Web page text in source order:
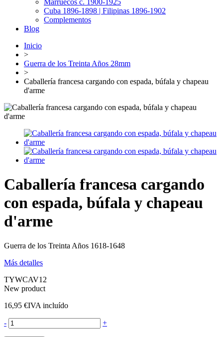
Marruecos c. 1900-1925
Cuba 1896-1898 | Filipinas 1896-1902
Complementos
Blog
Inicio
>
Guerra de los Treinta Años 28mm
>
Caballería francesa cargando con espada, búfala y chapeau
d'arme
Caballería francesa cargando
con espada, búfala y chapeau
d'arme
Guerra de los Treinta Años 1618-1648
Más detalles
TYWCAV12
New product
16,95 €IVA incluído
- +